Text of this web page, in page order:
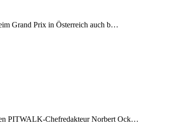
Grand Prix in Österreich auch b…
PITWALK-Chefredakteur Norbert Ock…